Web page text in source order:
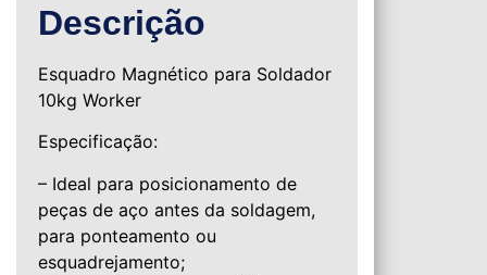
Descrição
Esquadro Magnético para Soldador
10kg Worker
Especificação:
– Ideal para posicionamento de
peças de aço antes da soldagem,
para ponteamento ou
esquadrejamento;